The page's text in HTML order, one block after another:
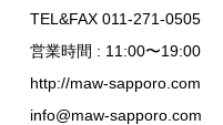
TEL&FAX 011-271-0505
営業時間 : 11:00〜19:00
http://maw-sapporo.com
info@maw-sapporo.com